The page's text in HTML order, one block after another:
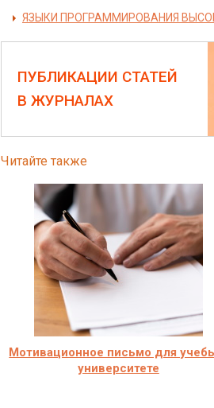
ЯЗЫКИ ПРОГРАММИРОВАНИЯ
ПУБЛИКАЦИИ СТАТЕЙ
В ЖУРНАЛАХ
Читайте также
Мотивационное письмо для
университете